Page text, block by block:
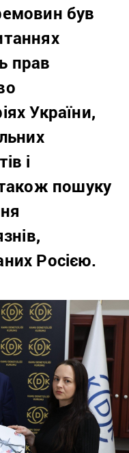
був
прав
України,
і
пошуку
Росією.